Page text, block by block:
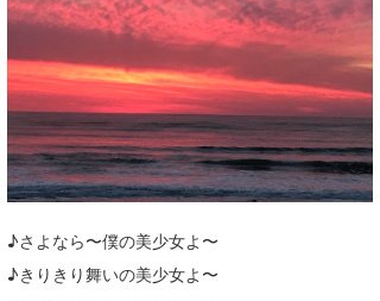
♪さよなら〜僕の美少女よ〜
♪きりきり舞いの美少女よ〜
伊豆
千葉南
大阪
四国
沖縄
ルール＆How to
VOTE!
サーファーズ